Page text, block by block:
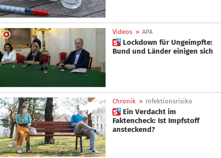
Videos » APA
 Lockdown für Ungeimpfte:
Bund und Länder einigen sich
Chronik » Infektionsrisiko
 Ein Verdacht im
Faktencheck: Ist Impfstoff
ansteckend?